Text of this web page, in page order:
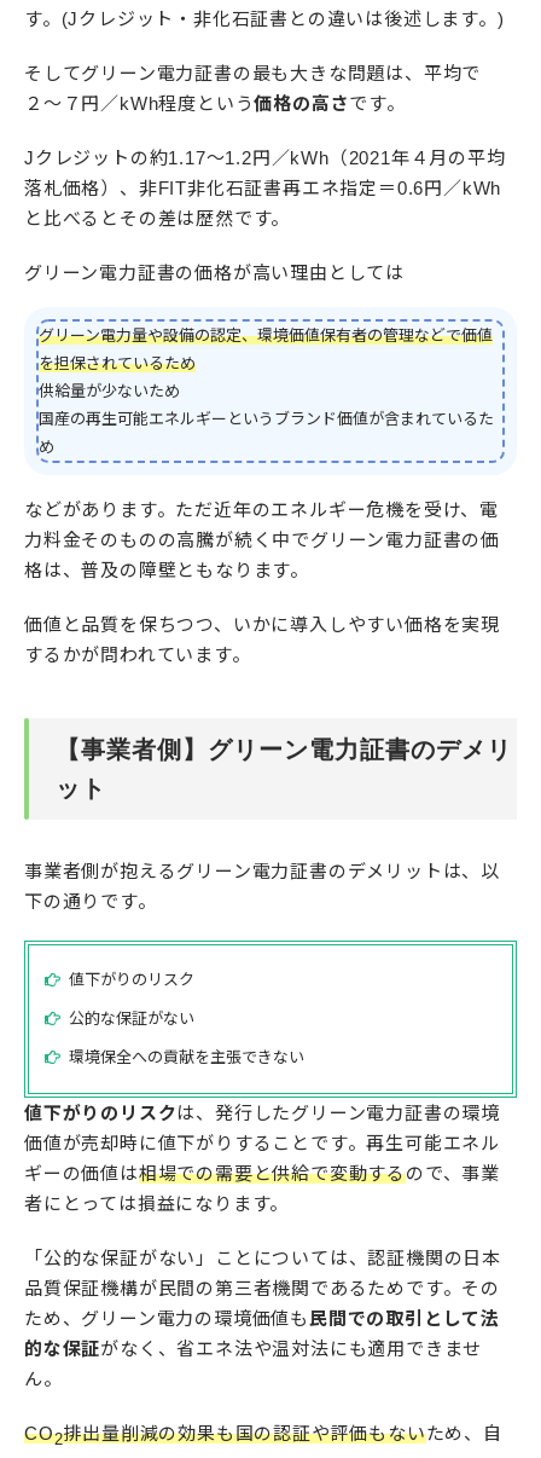
す。(Jクレジット・非化石証書との違いは後述します。)
そしてグリーン電力証書の最も大きな問題は、平均で
２〜７円／kWh程度という価格の高さです。
Jクレジットの約1.17〜1.2円／kWh（2021年４月の平均
落札価格）、非FIT非化石証書再エネ指定＝0.6円／kWh
と比べるとその差は歴然です。
グリーン電力証書の価格が高い理由としては
グリーン電力量や設備の認定、環境価値保有者の管理などで価値
を担保されているため
供給量が少ないため
国産の再生可能エネルギーというブランド価値が含まれているた
め
などがあります。ただ近年のエネルギー危機を受け、電
力料金そのものの高騰が続く中でグリーン電力証書の価
格は、普及の障壁ともなります。
価値と品質を保ちつつ、いかに導入しやすい価格を実現
するかが問われています。
【事業者側】グリーン電力証書のデメリ
ット
事業者側が抱えるグリーン電力証書のデメリットは、以
下の通りです。
値下がりのリスク
公的な保証がない
環境保全への貢献を主張できない
値下がりのリスクは、発行したグリーン電力証書の環境
価値が売却時に値下がりすることです。再生可能エネル
ギーの価値は相場での需要と供給で変動するので、事業
者にとっては損益になります。
「公的な保証がない」ことについては、認証機関の日本
品質保証機構が民間の第三者機関であるためです。その
ため、グリーン電力の環境価値も 民間での取引として法
的な保証がなく、省エネ法や温対法にも適用できませ
ん。
CO2排出量削減の効果も国の認証や評価もないため、自